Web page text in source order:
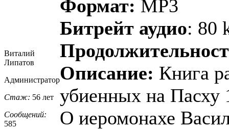
Виталий
Липатов
Администратор
Стаж: 56 лет
Сообщений:
585
Формат: MP3
Битрейт аудио: 80
Описание: Книга
убиенных на Пасху
О иеромонахе